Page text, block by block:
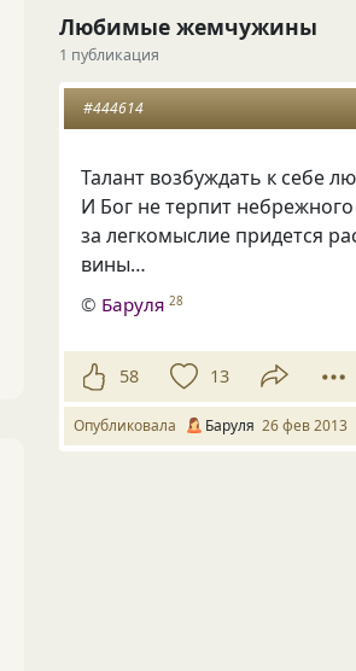
Любимые жемчужины
1 публикация
#444614
Талант возбуждать к себе
И Бог не терпит
за легкомыслие придется
вины…
© Баруля 28
58 13
Опубликовала Баруля 26 фев 2013